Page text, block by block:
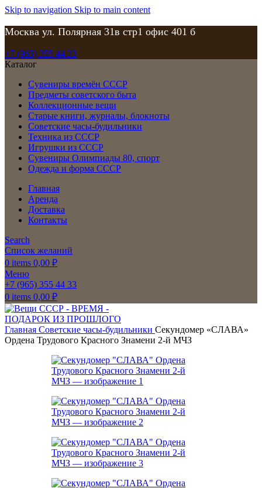
Skip to navigation Skip to main content
Москва ул. Полярная 31в стр1 офис 401 б
+7 (965) 355 44 33
Каталог
Сувениры времён СССР
Предметы советского быта
Коллекционные вещи
Старые книги, журналы, блокноты
Советские часы-будильники
Техника из СССР
Игрушки из СССР
Сувениры Олимпиады 80, спорт
Одежда и форма СССР
Главная
Аренда
Доставка
Контакты
Search
Список желаний
0 items 0,00 ₽
Меню
+7 (965) 355 44 33
0 items 0,00 ₽
Главная Советские часы-будильники Секундомер «СЛАВА»
Ордена Трудового Красного Знамени 2-й МЧЗ